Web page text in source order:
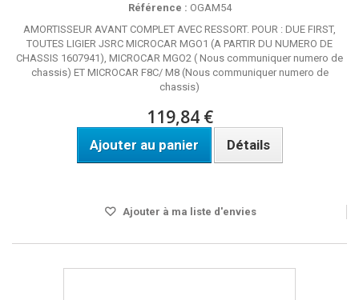
Référence : OGAM54
AMORTISSEUR AVANT COMPLET AVEC RESSORT. POUR : DUE FIRST,
TOUTES LIGIER JSRC MICROCAR MGO1 (A PARTIR DU NUMERO DE
CHASSIS 1607941), MICROCAR MGO2 ( Nous communiquer numero de
chassis) ET MICROCAR F8C/ M8 (Nous communiquer numero de
chassis)
119,84 €
Ajouter au panier Détails
Ajouter à ma liste d'envies